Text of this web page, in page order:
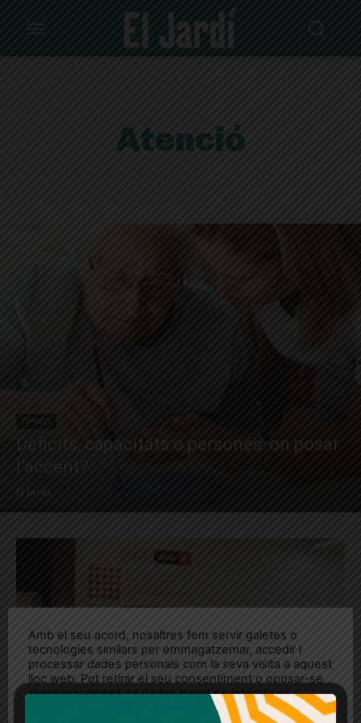
Atenció
OPINIÓ
Dèficits, capacitats o persones: on posar
l’accent?
El Jardí
Amb el seu acord, nosaltres fem servir galetes o
tecnologies similars per emmagatzemar, accedir i
processar dades personals com la seva visita a aquest
lloc web. Pot retirar el seu consentiment o oposar-se
al processament de dades basat en interessos
legítims en qualsevol moment fent clic a "Ajustos de